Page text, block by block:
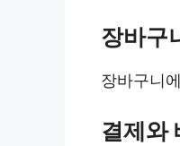
장바구
장바구니
결제와